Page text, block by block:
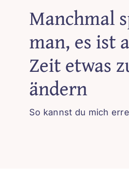
BeiträgeManchmal
man, es ist
Zeit etwas
ändern
So kannst du mich